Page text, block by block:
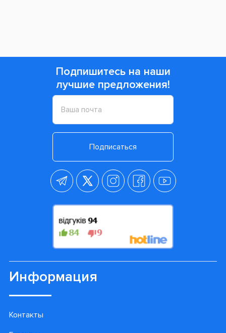
Подпишитесь на наши
лучшие предложения!
Подписаться
Информация
Контакты